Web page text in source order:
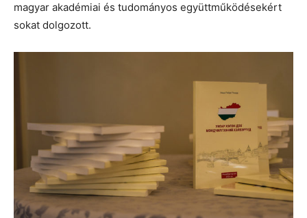
magyar akadémiai és tudományos együttműködésekért
sokat dolgozott.